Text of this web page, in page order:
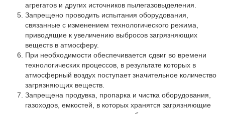
Личный кабинет
Корзина
Избранное
агрегатов и других источников пылегазовыделения.
Запрещено проводить испытания оборудования,
связанные с изменением технологического режима,
приводящие к увеличению выбросов загрязняющих
веществ в атмосферу.
При необходимости обеспечивается сдвиг во времени
технологических процессов, в результате которых в
атмосферный воздух поступает значительное количество
загрязняющих веществ.
Запрещена продувка, пропарка и чистка оборудования,
газоходов, емкостей, в которых хранятся загрязняющие